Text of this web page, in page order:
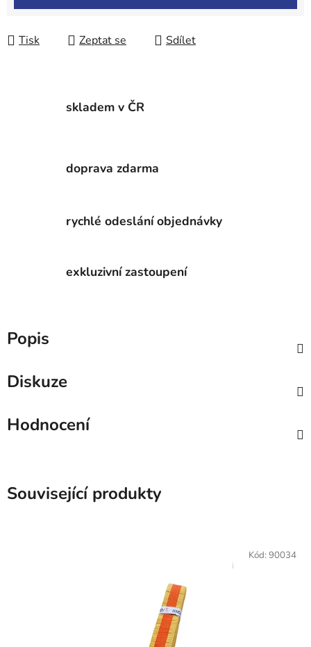
Tisk Zeptat se Sdílet
skladem v ČR
doprava zdarma
rychlé odeslání objednávky
exkluzivní zastoupení
Popis
Diskuze
Hodnocení
Související produkty
Kód: 90034